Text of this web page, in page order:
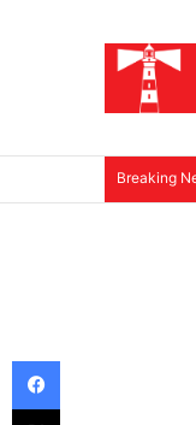
Breaking
Facebook
X